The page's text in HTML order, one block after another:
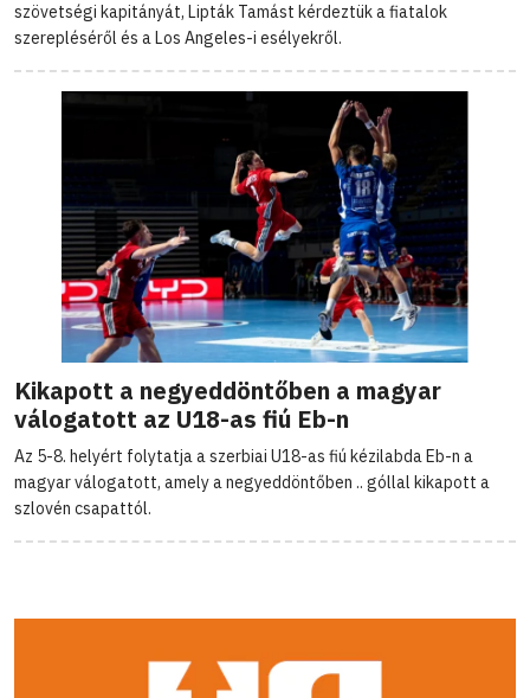
szövetségi kapitányát, Lipták Tamást kérdeztük a fiatalok
szerepléséről és a Los Angeles-i esélyekről.
Kikapott a negyeddöntőben a magyar
válogatott az U18-as fiú Eb-n
Az 5-8. helyért folytatja a szerbiai U18-as fiú kézilabda Eb-n a
magyar válogatott, amely a negyeddöntőben .. góllal kikapott a
szlovén csapattól.